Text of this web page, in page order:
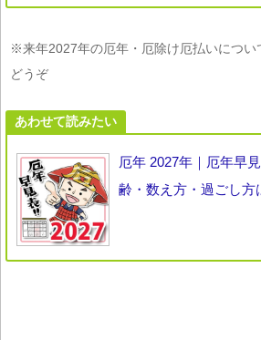
※来年2027年の厄年・厄除け厄払いについ
どうぞ
あわせて読みたい
厄年 2027年｜厄年早
齢・数え方・過ごし方